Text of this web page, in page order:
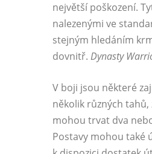
největší poškození.
nalezenými ve
stejným hledáním
dovnitř. Dynasty
V boji jsou některé
několik různých
mohou trvat dva
Postavy mohou také